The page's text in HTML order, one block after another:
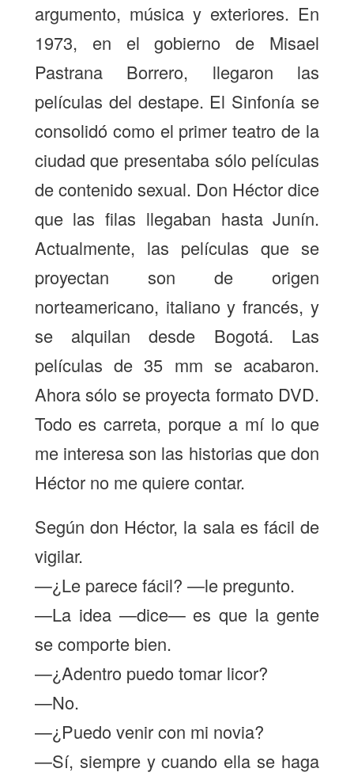
argumento, música y exteriores. En
1973, en el gobierno de Misael
Pastrana Borrero, llegaron las
películas del destape. El Sinfonía se
consolidó como el primer teatro de la
ciudad que presentaba sólo películas
de contenido sexual. Don Héctor dice
que las filas llegaban hasta Junín.
Actualmente, las películas que se
proyectan son de origen
norteamericano, italiano y francés, y
se alquilan desde Bogotá. Las
películas de 35 mm se acabaron.
Ahora sólo se proyecta formato DVD.
Todo es carreta, porque a mí lo que
me interesa son las historias que don
Héctor no me quiere contar.
Según don Héctor, la sala es fácil de
vigilar.
—¿Le parece fácil? —le pregunto.
—La idea —dice— es que la gente
se comporte bien.
—¿Adentro puedo tomar licor?
—No.
—¿Puedo venir con mi novia?
—Sí, siempre y cuando ella se haga